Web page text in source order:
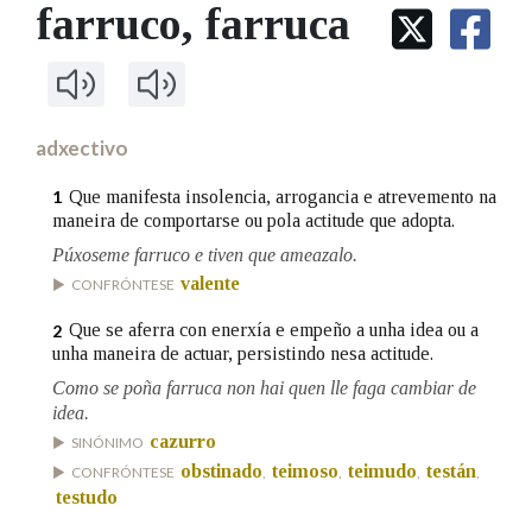
IDENTIDADE CORPORATIVA
MARCIAL DEL ADALID
FIGURAS HOMENAXEADAS
Facebook
TwitterYoutubeInstagram
Bluesky
BUSCAR NOS LEMAS
Comeza por
Contén
BUSCAR NO CONTIDO
Nas definicións
Nos exemplos
farruco, farruca
adxectivo
1 Que manifesta insolencia, arrogancia e atrevemento na
maneira de comportarse ou pola actitude que adopta.
Púxoseme farruco e tiven que ameazalo.
CONFRÓNTESE valente
2 Que se aferra con enerxía e empeño a unha idea ou a
unha maneira de actuar, persistindo nesa actitude.
Como se poña farruca non hai quen lle faga cambiar de
idea.
SINÓNIMO cazurro
CONFRÓNTESE obstinado, teimoso, teimudo, testán,
testudo